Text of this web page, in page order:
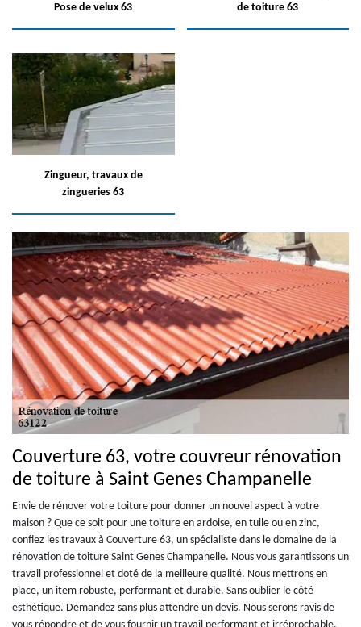
Pose de velux 63
de toiture 63
Zingueur, travaux de
zingueries 63
Couverture 63, votre couvreur rénovation
de toiture à Saint Genes Champanelle
Envie de rénover votre toiture pour donner un nouvel aspect à votre
maison ? Que ce soit pour une toiture en ardoise, en tuile ou en zinc,
confiez les travaux à Couverture 63, un spécialiste dans le domaine de la
rénovation de toiture Saint Genes Champanelle. Nous vous garantissons un
travail professionnel et doté de la meilleure qualité. Nous mettrons en
place, un item robuste, performant et durable. Sans oublier le côté
esthétique. Demandez sans plus attendre un devis. Nous serons ravis de